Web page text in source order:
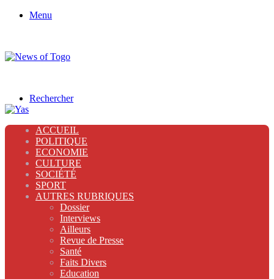
Menu
Rechercher
ACCUEIL
POLITIQUE
ECONOMIE
CULTURE
SOCIÉTÉ
SPORT
AUTRES RUBRIQUES
Dossier
Interviews
Ailleurs
Revue de Presse
Santé
Faits Divers
Education